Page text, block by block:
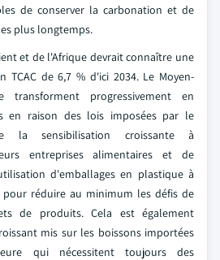
de conserver la carbonation et de
plus longtemps.
et de l'Afrique devrait connaître une
TCAC de 6,7 % d'ici 2034. Le Moyen-
progressivement en
en raison des lois imposées par le
la sensibilisation croissante à
entreprises alimentaires et de
d'emballages en plastique à
réduire au minimum les défis de
de produits. Cela est également
mis sur les boissons importées
qui nécessitent toujours des